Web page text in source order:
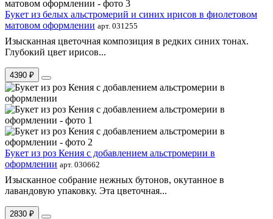
Букет из белых альстромерий и синих ирисов в фиолетовом
матовом оформлении арт. 031255
Изысканная цветочная композиция в редких синих тонах.
Глубокий цвет ирисов...
4390 ₽
Букет из роз Кения с добавлением альстромерии в
оформлении арт. 030662
Изысканное собрание нежных бутонов, окутанное в
лавандовую упаковку. Эта цветочная...
2830 ₽